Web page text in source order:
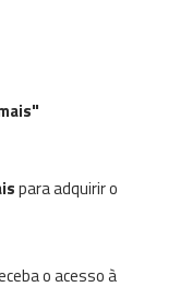
para adquirir o
o acesso à